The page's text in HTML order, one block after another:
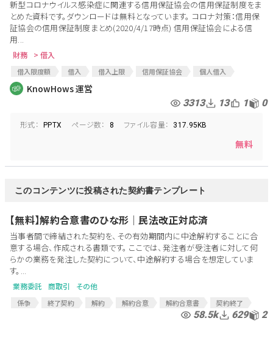
新型コロナウイルス感染症に関連する信用保証協会の信用保証制度をま
とめた資料です。ダウンロードは無料となっています。 コロナ対策：信用保
証協会の信用保証制度まとめ(2020/4/17時点) 信用保証協会による信
用...
財務 > 借入
借入限度額 借入 借入上限 信用保証協会
個人借入
新型コロナウイルス
コロナウイルス
信用保証制度
セーフティーネット
コロナウィルスによる経済対策
中小企業支援
中小企業借入
KnowHows 運営
3313 13 1 0
形式： PPTX ページ数： 8 ファイル容量： 317.95KB
無料
このコンテンツに投稿された契約書テンプレート
【無料】解約合意書のひな形│民法改正対応済
当事者間で締結された契約を、その有効期間内に中途解約することに合
意する場合、作成される書類です。 ここでは、発注者が受注者に対して何
らかの業務を発注した契約について、中途解約する場合を想定していま
す。...
業務委託 商取引 その他
係争 終了契約 解約 解約合意 解約合意書
契約終了
58.5k 629 2